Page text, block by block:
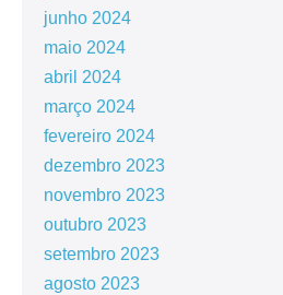
junho 2024
maio 2024
abril 2024
março 2024
fevereiro 2024
dezembro 2023
novembro 2023
outubro 2023
setembro 2023
agosto 2023